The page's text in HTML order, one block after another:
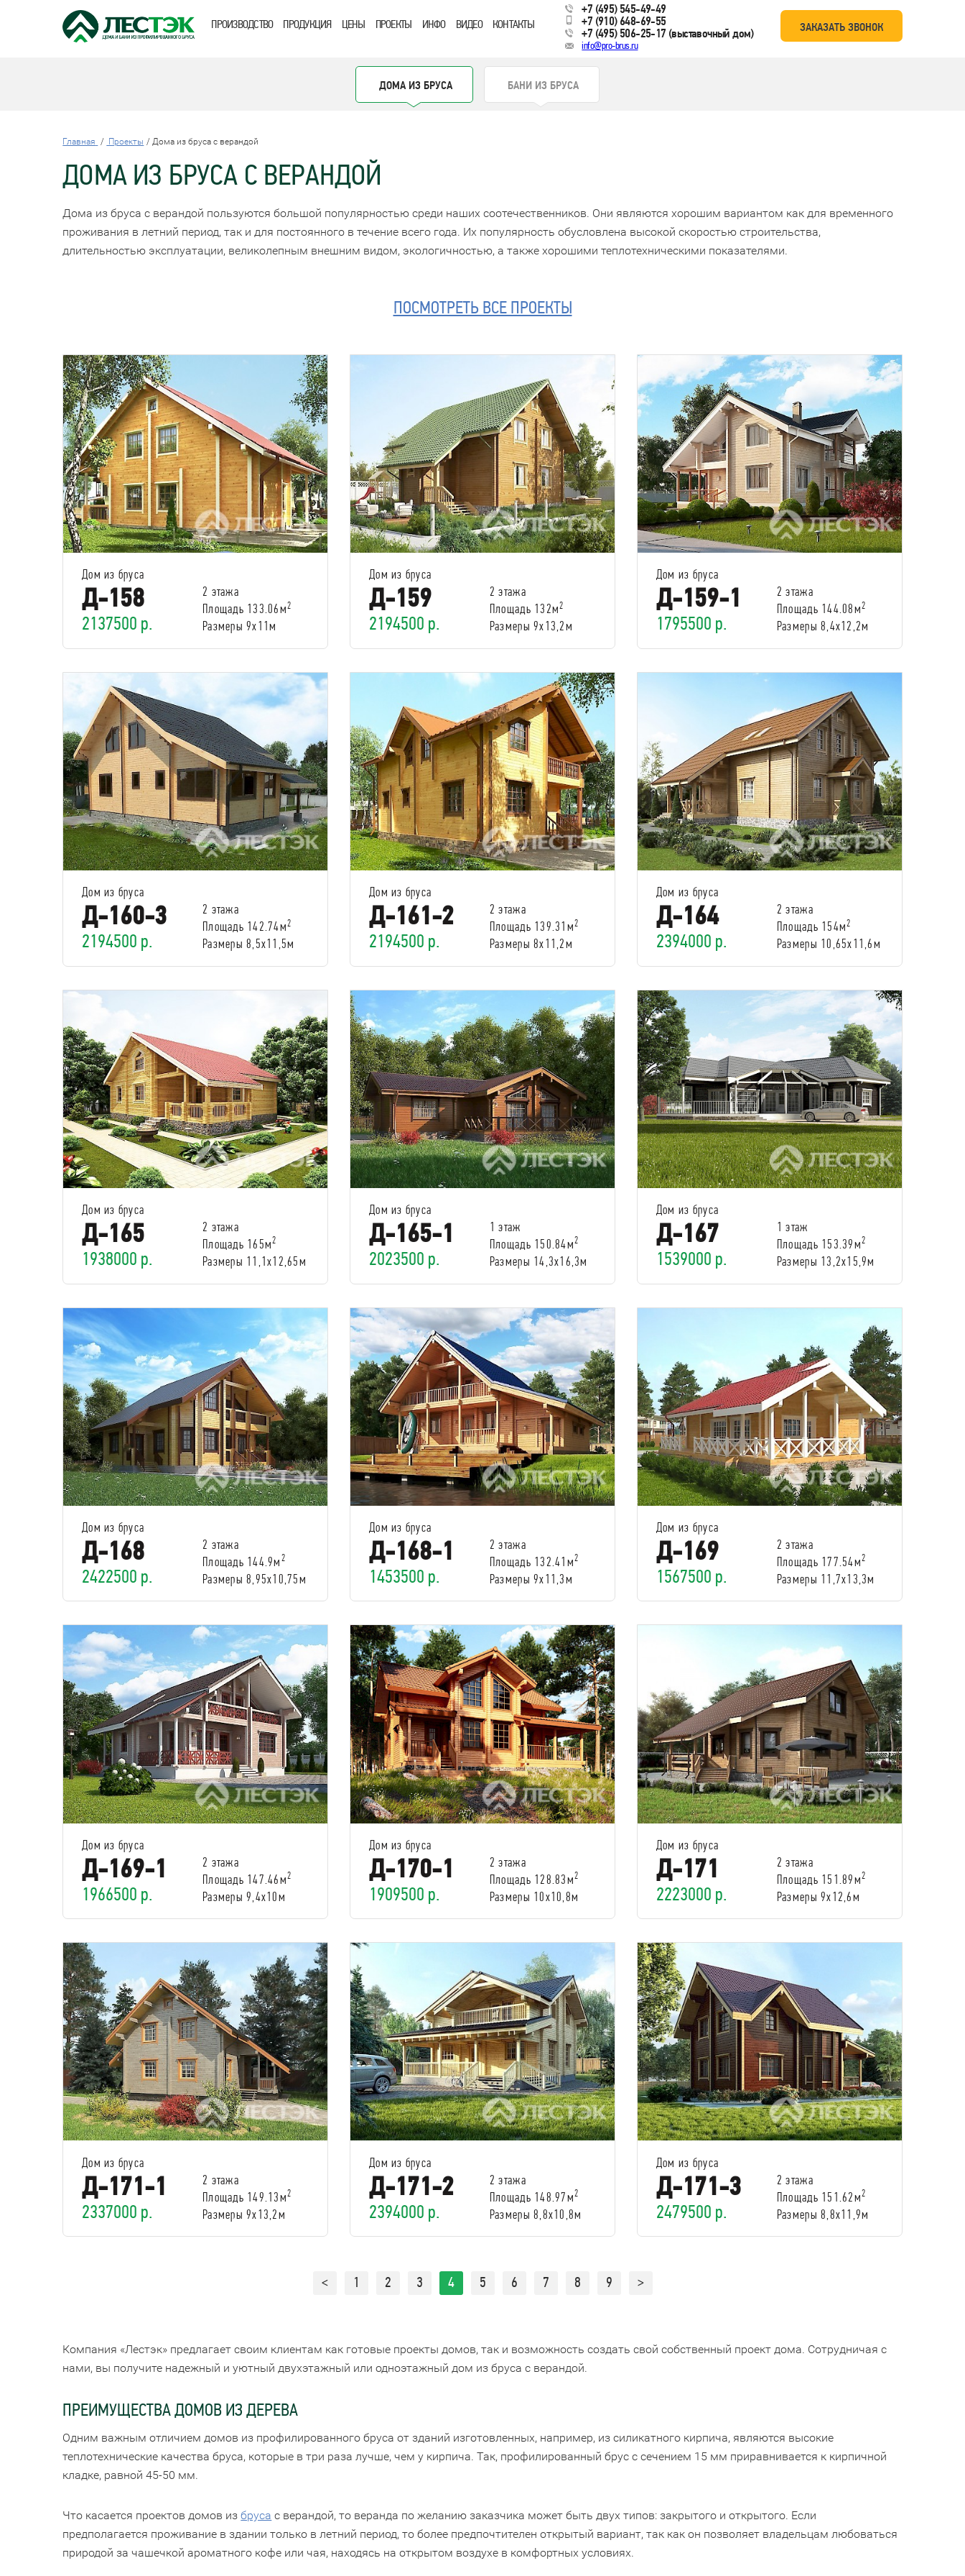
ПРОИЗВОДСТВО ПРОДУКЦИЯ ЦЕНЫ ПРОЕКТЫ ИНФО ВИДЕО КОНТАКТЫ
+7 (495) 545-49-49
+7 (910) 648-69-55
+7 (495) 506-25-17 (выставочный дом)
info@pro-brus.ru
ЗАКАЗАТЬ ЗВОНОК
ДОМА ИЗ БРУСА БАНИ ИЗ БРУСА
Главная Проекты Дома из бруса с верандой
ДОМА ИЗ БРУСА С ВЕРАНДОЙ
Дома из бруса с верандой пользуются большой популярностью среди наших соотечественников. Они являются хорошим вариантом как для временного
проживания в летний период, так и для постоянного в течение всего года. Их популярность обусловлена высокой скоростью строительства,
длительностью эксплуатации, великолепным внешним видом, экологичностью, а также хорошими теплотехническими показателями.
ПОСМОТРЕТЬ ВСЕ ПРОЕКТЫ
Дом из бруса
Д-158
2137500 р.
2 этажа
Площадь 133.06м2
Размеры 9х11м
Дом из бруса
Д-159
2194500 р.
2 этажа
Площадь 132м2
Размеры 9х13,2м
Дом из бруса
Д-159-1
1795500 р.
2 этажа
Площадь 144.08м2
Размеры 8,4х12,2м
Дом из бруса
Д-160-3
2194500 р.
2 этажа
Площадь 142.74м2
Размеры 8,5х11,5м
Дом из бруса
Д-161-2
2194500 р.
2 этажа
Площадь 139.31м2
Размеры 8х11,2м
Дом из бруса
Д-164
2394000 р.
2 этажа
Площадь 154м2
Размеры 10,65х11,6м
Дом из бруса
Д-165
1938000 р.
2 этажа
Площадь 165м2
Размеры 11,1х12,65м
Дом из бруса
Д-165-1
2023500 р.
1 этаж
Площадь 150.84м2
Размеры 14,3х16,3м
Дом из бруса
Д-167
1539000 р.
1 этаж
Площадь 153.39м2
Размеры 13,2x15,9м
Дом из бруса
Д-168
2422500 р.
2 этажа
Площадь 144.9м2
Размеры 8,95х10,75м
Дом из бруса
Д-168-1
1453500 р.
2 этажа
Площадь 132.41м2
Размеры 9х11,3м
Дом из бруса
Д-169
1567500 р.
2 этажа
Площадь 177.54м2
Размеры 11,7х13,3м
Дом из бруса
Д-169-1
1966500 р.
2 этажа
Площадь 147.46м2
Размеры 9,4х10м
Дом из бруса
Д-170-1
1909500 р.
2 этажа
Площадь 128.83м2
Размеры 10х10,8м
Дом из бруса
Д-171
2223000 р.
2 этажа
Площадь 151.89м2
Размеры 9х12,6м
Дом из бруса
Д-171-1
2337000 р.
2 этажа
Площадь 149.13м2
Размеры 9х13,2м
Дом из бруса
Д-171-2
2394000 р.
2 этажа
Площадь 148.97м2
Размеры 8,8x10,8м
Дом из бруса
Д-171-3
2479500 р.
2 этажа
Площадь 151.62м2
Размеры 8,8x11,9м
< 1 2 3 4 5 6 7 8 9 >
Компания «Лестэк» предлагает своим клиентам как готовые проекты домов, так и возможность создать свой собственный проект дома. Сотрудничая с
нами, вы получите надежный и уютный двухэтажный или одноэтажный дом из бруса с верандой.
ПРЕИМУЩЕСТВА ДОМОВ ИЗ ДЕРЕВА
Одним важным отличием домов из профилированного бруса от зданий изготовленных, например, из силикатного кирпича, являются высокие
теплотехнические качества бруса, которые в три раза лучше, чем у кирпича. Так, профилированный брус с сечением 15 мм приравнивается к кирпичной
кладке, равной 45-50 мм.
Что касается проектов домов избруса с верандой, то веранда по желанию заказчика может быть двух типов: закрытого и открытого. Если
предполагается проживание в здании только в летний период, то более предпочтителен открытый вариант, так как он позволяет владельцам любоваться
природой за чашечкой ароматного кофе или чая, находясь на открытом воздухе в комфортных условиях.